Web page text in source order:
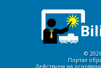
©
Портал
Действуем на